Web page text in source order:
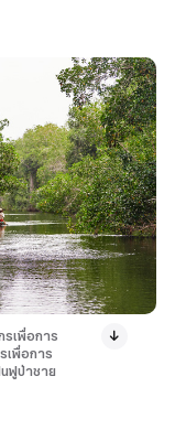
เพื่อการ
เพื่อการ
ฟูป่าชาย